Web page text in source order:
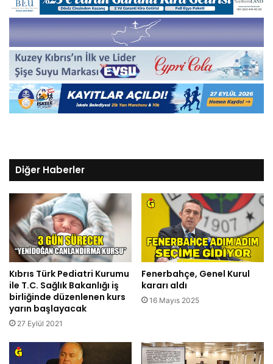
Diğer Haberler
Kıbrıs Türk Pediatri Kurumu
ile T.C. Sağlık Bakanlığı iş
birliğinde düzenlenen kurs
yarın başlayacak
27 Eylül 2021
Fenerbahçe, Genel Kurul
kararı aldı
16 Mayıs 2025